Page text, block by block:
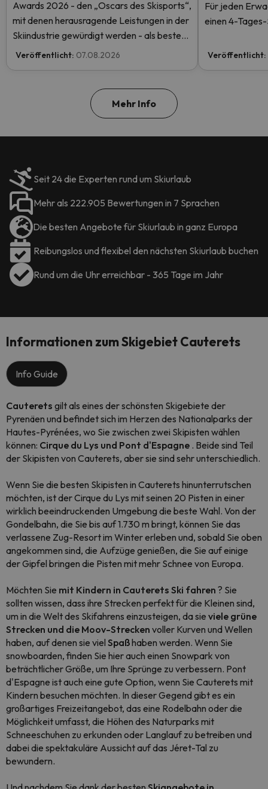
Awards 2026 - den „Oscars des Skisports“,
mit denen herausragende Leistungen in der
Skiindustrie gewürdigt werden - als bester
Skiurlaubveranstalter der Welt nominiert.
Veröffentlicht: 07.08.2026
Für jeden
einen 4-
mehr.
Veröffentlicht:
Mehr Info
Seit 24 die Experten rund um Skiurlaub
Mehr als 222.905 Bewertungen in 7 Sprachen
Die besten Angebote für Skiurlaub in ganz Europa
Reibungslos und flexibel den nächsten Skiurlaub buchen
Rund um die Uhr erreichbar - 365 Tage im Jahr
Informationen zum Skigebiet Cauterets
Info Guide
Cauterets gilt als eines der schönsten Skigebiete der
Pyrenäen und befindet sich im Herzen des Nationalparks der
Hautes-Pyrénées, wo Sie zwischen zwei Skipisten wählen
können: Cirque du Lys und Pont d'Espagne . Beide sind Teil
der Skipisten von Cauterets, aber sie sind sehr unterschiedlich.
Wenn Sie die besten Skipisten in Cauterets hinunterrutschen
möchten, ist der Cirque du Lys mit seinen 20 Pisten in einer
wirklich beeindruckenden Umgebung die beste Wahl. Von der
Gondelbahn, die Sie bis auf 1.730 m bringt, können Sie das
verlassene Zug-Resort im Winter erleben und, sobald Sie oben
angekommen sind, die Aufzüge genießen, die Sie auf einige
der Gipfel bringen die Pisten mit mehr Schnee von Europa.
Möchten Sie mit Kindern in Cauterets Ski fahren ? Sie
sollten wissen, dass ihre Strecken perfekt für die Kleinen sind,
um in die Welt des Skifahrens einzusteigen, da sie viele grüne
Strecken und die Moov-Strecken voller Kurven und Wellen
haben, auf denen sie viel Spaßhaben werden. Wenn Sie
snowboarden, finden Sie hier auch einen Snowpark von
beträchtlicher Größe, um Ihre Sprünge zu verbessern. Pont
d'Espagne ist auch eine gute Option, wenn Sie Cauterets mit
Kindern besuchen möchten. In dieser Gegend gibt es ein
großartiges Freizeitangebot, das eine Rodelbahn oder die
Möglichkeit umfasst, die Höhen des Naturparks mit
Schneeschuhen zu erkunden oder Langlauf zu betreiben und
dabei die spektakuläre Aussicht auf das Jéret-Tal zu
bewundern.